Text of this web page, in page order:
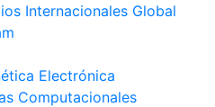
Internacionales Global
Electrónica
Computacionales